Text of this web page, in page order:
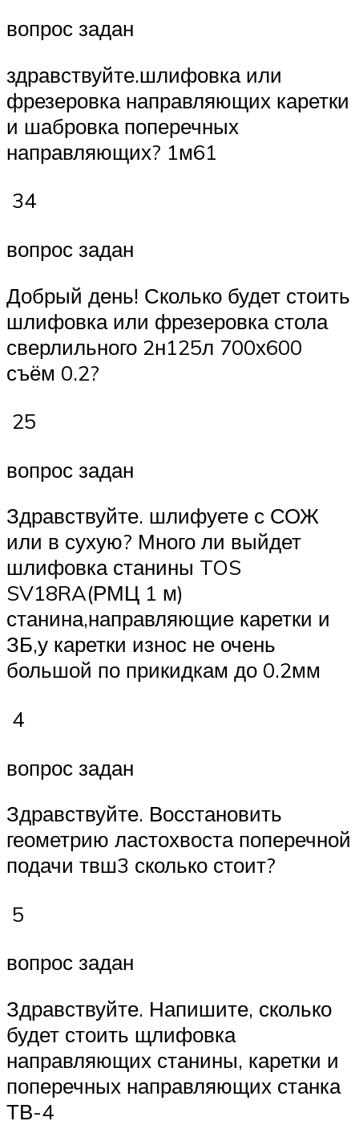
вопрос задан
здравствуйте.шлифовка или
фрезеровка направляющих каретки
и шабровка поперечных
направляющих? 1м61
34
вопрос задан
Добрый день! Сколько будет стоить
шлифовка или фрезеровка стола
сверлильного 2н125л 700х600
съём 0.2?
25
вопрос задан
Здравствуйте. шлифуете с СОЖ
или в сухую? Много ли выйдет
шлифовка станины TOS
SV18RA(РМЦ 1 м)
станина,направляющие каретки и
ЗБ,у каретки износ не очень
большой по прикидкам до 0.2мм
4
вопрос задан
Здравствуйте. Восстановить
геометрию ластохвоста поперечной
подачи твш3 сколько стоит?
5
вопрос задан
Здравствуйте. Напишите, сколько
будет стоить щлифовка
направляющих станины, каретки и
поперечных направляющих станка
ТВ-4